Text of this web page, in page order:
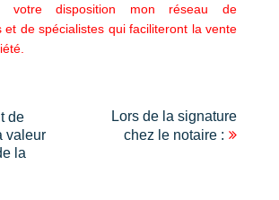
disposition mon réseau de
et de spécialistes qui faciliteront la vente
de
valeur
la
Lors de la signature
chez le notaire :